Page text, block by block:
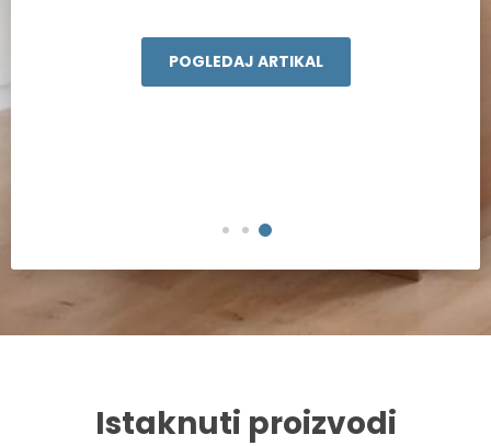
POGLEDAJ ARTIKAL
Istaknuti proizvodi